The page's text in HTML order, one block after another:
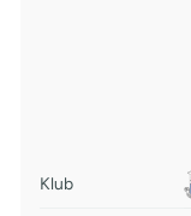
Klub